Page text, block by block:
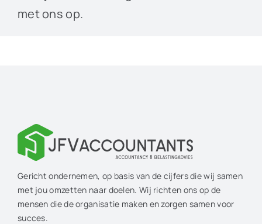
met ons op.
Gericht ondernemen, op basis van de cijfers die wij samen
met jou omzetten naar doelen. Wij richten ons op de
mensen die de organisatie maken en zorgen samen voor
succes.